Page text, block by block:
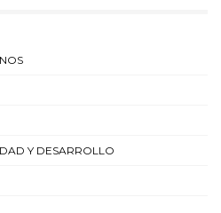
Y DESARROLLO